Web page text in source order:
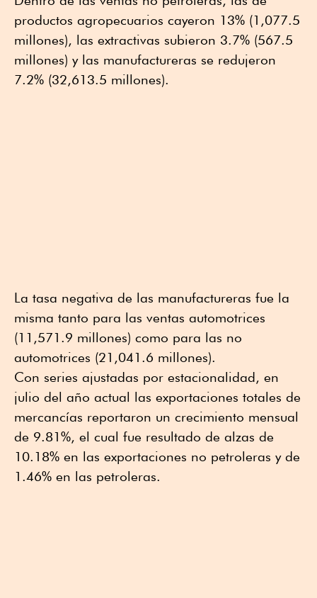
productos agropecuarios cayeron 13% (1,077.5
millones), las extractivas subieron 3.7% (567.5
millones) y las manufactureras se redujeron
7.2% (32,613.5 millones).
La tasa negativa de las manufactureras fue la
misma tanto para las ventas automotrices
(11,571.9 millones) como para las no
automotrices (21,041.6 millones).
Con series ajustadas por estacionalidad, en
julio del año actual las exportaciones totales de
mercancías reportaron un crecimiento mensual
de 9.81%, el cual fue resultado de alzas de
10.18% en las exportaciones no petroleras y de
1.46% en las petroleras.